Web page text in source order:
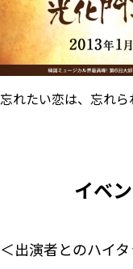
忘れたい恋は、忘れら
イベ
＜出演者とのハイ